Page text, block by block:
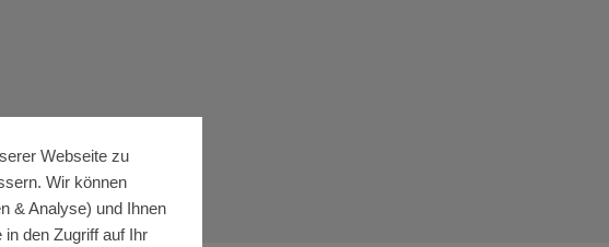
Webseite zu
Wir können
& Analyse) und Ihnen
den Zugriff auf Ihr